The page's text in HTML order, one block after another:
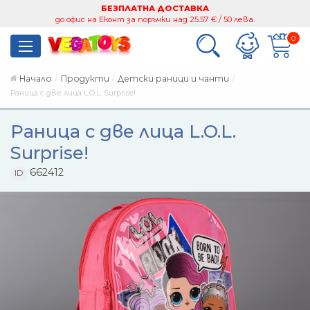
БЕЗПЛАТНА ДОСТАВКА
до офис на Еконт за поръчки над 25.57 € / 50 лева.
0
Начало Продукти Детски раници и чанти
Раница с две лица L.O.L. Surprise!
Раница с две лица L.O.L.
Surprise!
ID 662412